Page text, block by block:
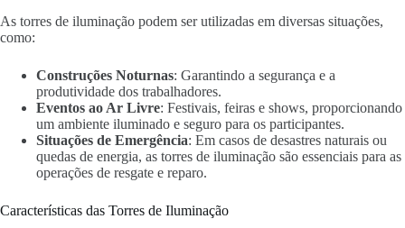
As torres de iluminação podem ser utilizadas em diversas situações,
como:
Construções Noturnas: Garantindo a segurança e a
produtividade dos trabalhadores.
Eventos ao Ar Livre: Festivais, feiras e shows, proporcionando
um ambiente iluminado e seguro para os participantes.
Situações de Emergência: Em casos de desastres naturais ou
quedas de energia, as torres de iluminação são essenciais para as
operações de resgate e reparo.
Características das Torres de Iluminação